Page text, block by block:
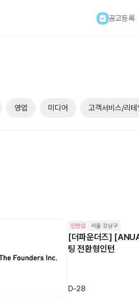
공고등록
영업 미디어 고객서비스/리테
인턴십 서울 강남구
[더파운더즈]
팅 전환형인턴
D-28